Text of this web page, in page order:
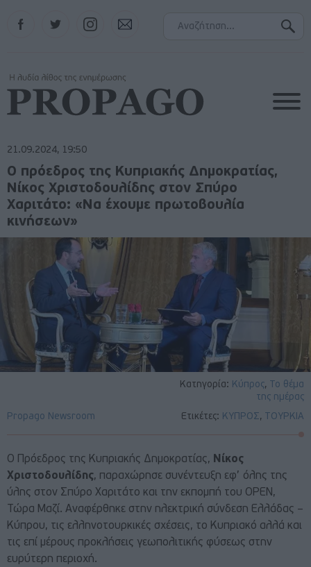
Instagram
21.09.2024, 19:50
Κατηγορία: Κύπρος, Το θέμα
της ημέρας
Ετικέτες: ΚΥΠΡΟΣ, ΤΟΥΡΚΙΑ
Propago Newsroom
Ο πρόεδρος της Κυπριακής Δημοκρατίας,
Νίκος Χριστοδουλίδης στον Σπύρο
Χαριτάτο: «Να έχουμε πρωτοβουλία
κινήσεων»
Ο Πρόεδρος της Κυπριακής Δημοκρατίας, Νίκος
Χριστοδουλίδης, παραχώρησε συνέντευξη εφ’ όλης της
ύλης στον Σπύρο Χαριτάτο και την εκπομπή του ΟΡΕΝ,
Τώρα Μαζί. Αναφέρθηκε στην ηλεκτρική σύνδεση Ελλάδας –
Κύπρου, τις ελληνοτουρκικές σχέσεις, το Κυπριακό αλλά και
τις επί μέρους προκλήσεις γεωπολιτικής φύσεως στην
ευρύτερη περιοχή.